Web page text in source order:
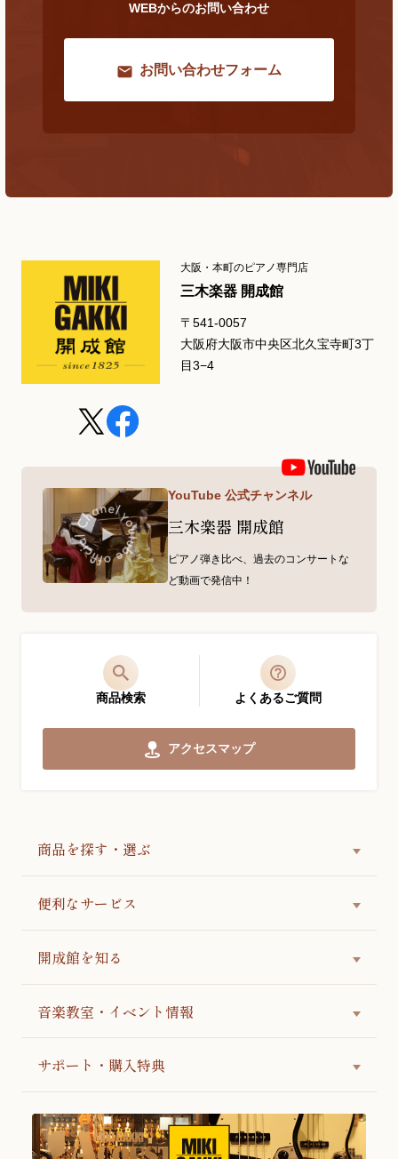
WEBからのお問い合わせ
お問い合わせフォーム
大阪・本町のピアノ専門店
三木楽器 開成館
〒541-0057
大阪府大阪市中央区北久宝寺町3丁
目3−4
YouTube 公式チャンネル
三木楽器 開成館
ピアノ弾き比べ、過去のコンサートな
ど動画で発信中！
商品検索 よくあるご質問
アクセスマップ
商品を探す・選ぶ
便利なサービス
開成館を知る
音楽教室・イベント情報
サポート・購入特典